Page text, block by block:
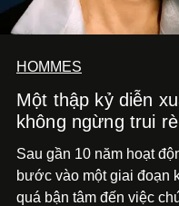
HOMMES
Một thập kỷ diễn
không ngừng trui
Sau gần 10 năm hoạt
bước vào một giai đoạn
quá bận tâm đến việc